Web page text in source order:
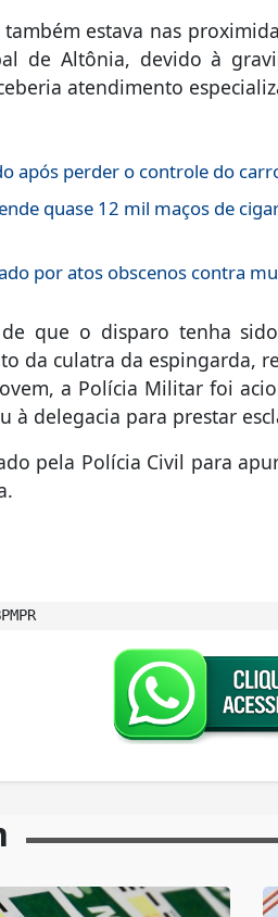
estava nas
de Altônia, devido à
atendimento
após perder o controle do
quase 12 mil maços de
por atos obscenos contra
que o disparo tenha
da culatra da espingarda,
a Polícia Militar foi
à delegacia para prestar
pela Polícia Civil para